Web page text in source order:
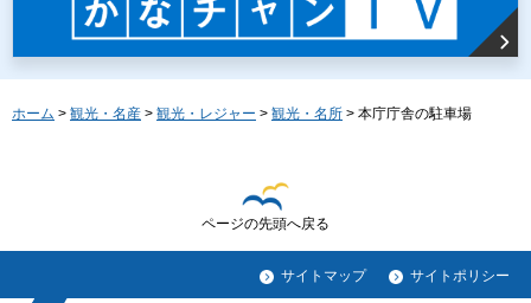
ホーム > 観光・名産 > 観光・レジャー > 観光・名所 > 本庁庁舎の駐車場
ページの先頭へ戻る
サイトマップ サイトポリシー